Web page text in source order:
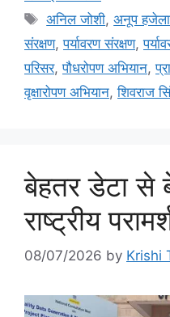
अनिल जोशी,अनूप हजेला
संरक्षण,पर्यावरण संरक्षण,
परिसर,पौधरोपण अभियान,
वृक्षारोपण अभियान,शिवराज
बेहतर डेटा से
राष्ट्रीय
08/07/2026 by Krishi